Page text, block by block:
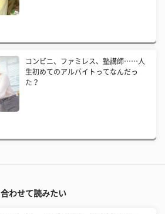
コンビニ、ファミレス、塾講師……人
生初めてのアルバイトってなんだっ
た？
合わせて読みたい